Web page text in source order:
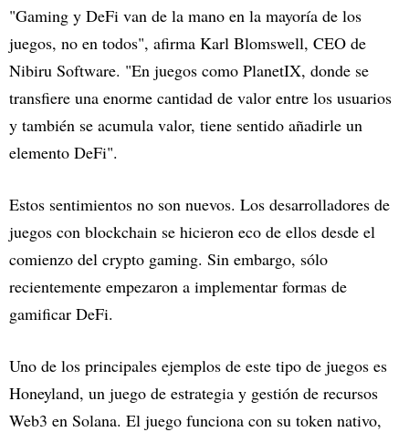
"Gaming y DeFi van de la mano en la mayoría de los
juegos, no en todos", afirma Karl Blomswell, CEO de
Nibiru Software. "En juegos como PlanetIX, donde se
transfiere una enorme cantidad de valor entre los usuarios
y también se acumula valor, tiene sentido añadirle un
elemento DeFi".
Estos sentimientos no son nuevos. Los desarrolladores de
juegos con blockchain se hicieron eco de ellos desde el
comienzo del crypto gaming. Sin embargo, sólo
recientemente empezaron a implementar formas de
gamificar DeFi.
Uno de los principales ejemplos de este tipo de juegos es
Honeyland, un juego de estrategia y gestión de recursos
Web3 en Solana. El juego funciona con su token nativo,